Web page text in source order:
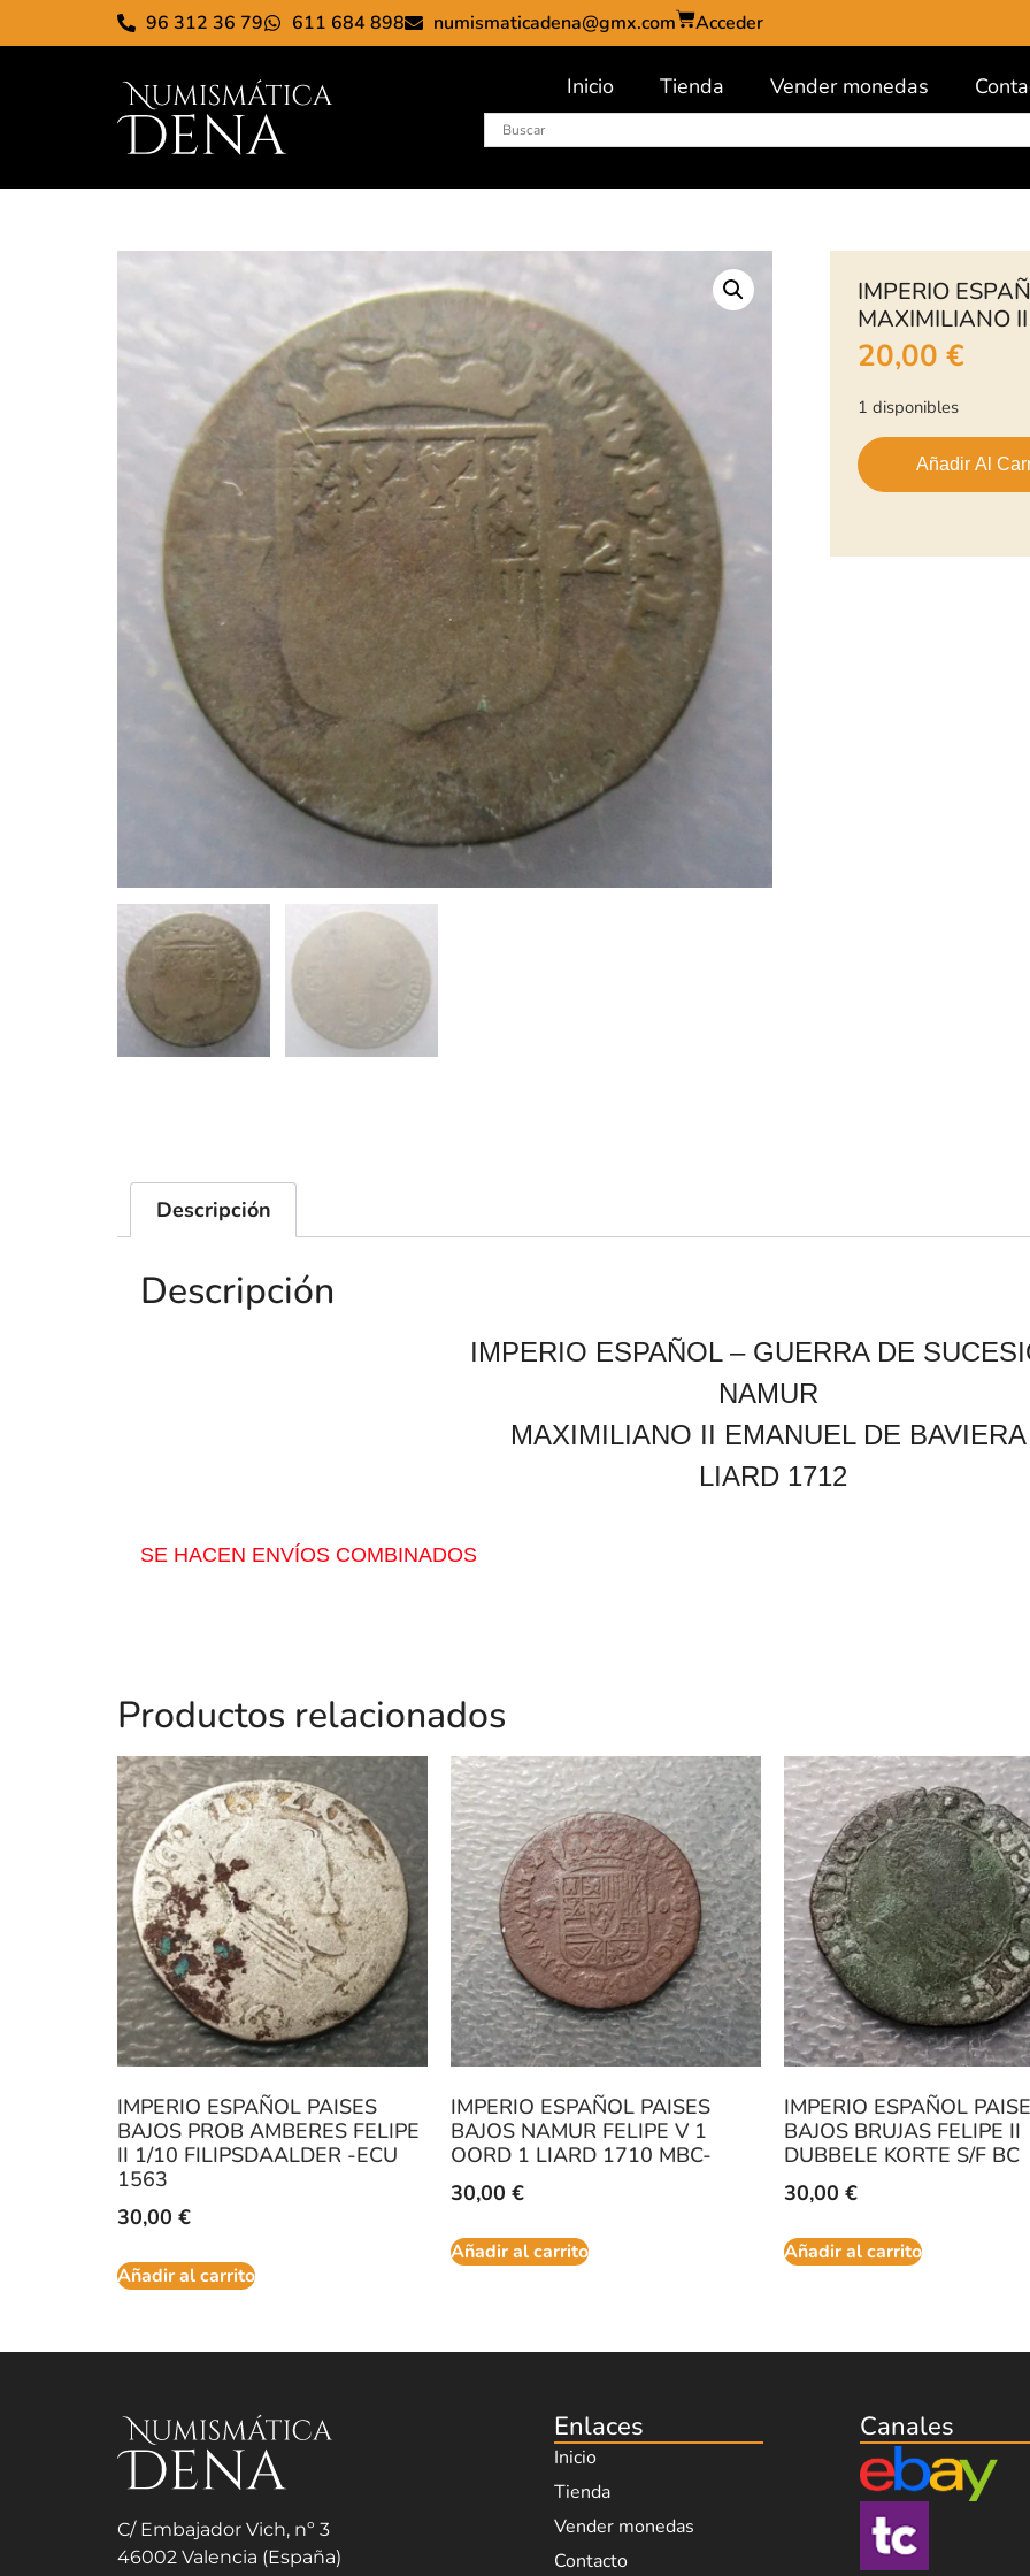
96 312 36 79 611 684 898 numismaticadena@gmx.com Acceder
Inicio Tienda Vender monedas
IMPERIO
MAXIMILIANO
20,00 €
1 disponibles
Añadir Al
Descripción
Descripción
IMPERIO ESPAÑOL – GUERRA DE
NAMUR
MAXIMILIANO II EMANUEL DE BAVIERA
LIARD 1712
SE HACEN ENVÍOS COMBINADOS
Productos relacionados
IMPERIO ESPAÑOL PAISES
BAJOS PROB AMBERES FELIPE
II 1/10 FILIPSDAALDER -ECU
1563
30,00 €
Añadir al carrito
IMPERIO ESPAÑOL PAISES
BAJOS NAMUR FELIPE V 1
OORD 1 LIARD 1710 MBC-
30,00 €
Añadir al carrito
IMPERIO ESPAÑOL
BAJOS BRUJAS FELIPE II
DUBBELE KORTE S/F BC
30,00 €
Añadir al carrito
C/ Embajador Vich, nº 3
46002 Valencia (España)
Enlaces
Inicio
Tienda
Vender monedas
Contacto
Canales